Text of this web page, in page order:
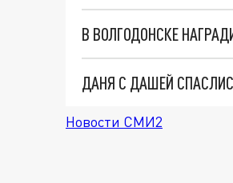
ДАНЯ С ДАШЕЙ
Новости СМИ2